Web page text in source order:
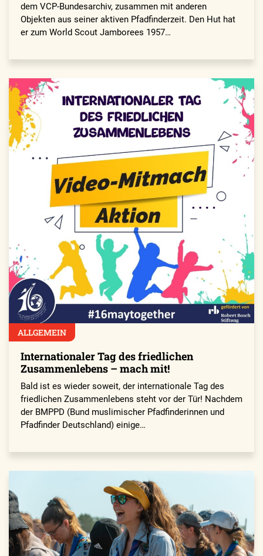
dem VCP-Bundesarchiv, zusammen mit anderen
Objekten aus seiner aktiven Pfadfinderzeit. Den Hut hat
er zum World Scout Jamborees 1957…
ALLGEMEIN
Internationaler Tag des friedlichen
Zusammenlebens – mach mit!
Bald ist es wieder soweit, der internationale Tag des
friedlichen Zusammenlebens steht vor der Tür! Nachdem
der BMPPD (Bund muslimischer Pfadfinderinnen und
Pfadfinder Deutschland) einige…